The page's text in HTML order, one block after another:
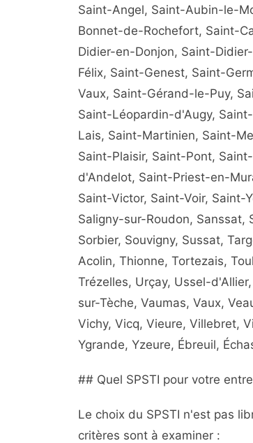
Saint-Angel, Saint-Aubin-le-
Bonnet-de-Rochefort, Saint-
Didier-en-Donjon, Saint-
Félix, Saint-Genest, Saint-
Vaux, Saint-Gérand-le-Puy,
Saint-Léopardin-d'Augy,
Lais, Saint-Martinien, Saint-
Saint-Plaisir, Saint-Pont,
d'Andelot, Saint-Priest-en-
Saint-Victor, Saint-Voir, Saint-
Saligny-sur-Roudon, Sanssat,
Sorbier, Souvigny, Sussat,
Acolin, Thionne, Tortezais,
Trézelles, Urçay, Ussel-
sur-Tèche, Vaumas, Vaux,
Vichy, Vicq, Vieure, Villebret,
Ygrande, Yzeure, Ébreuil,
## Quel SPSTI pour votre
Le choix du SPSTI n'est pas
critères sont à examiner :